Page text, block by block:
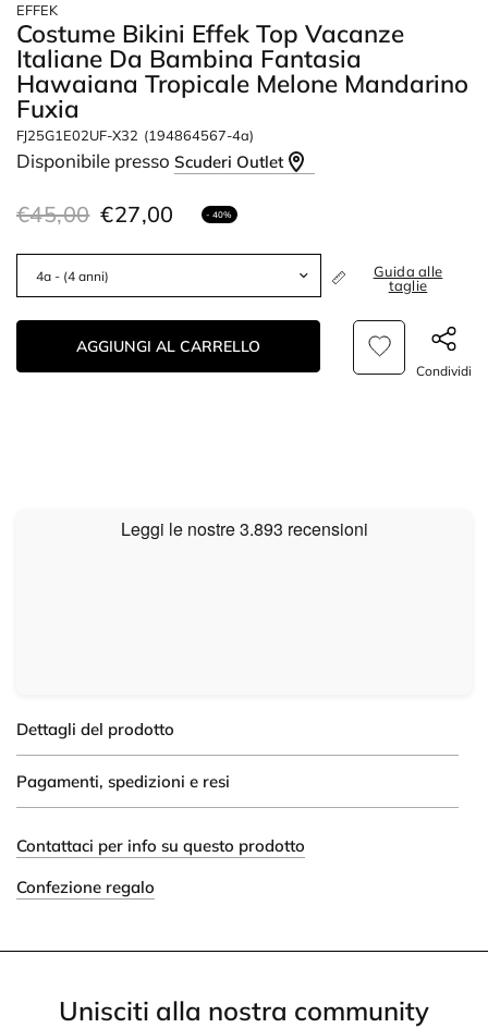
EFFEK
Costume Bikini Effek Top Vacanze
Italiane Da Bambina Fantasia
Hawaiana Tropicale Melone Mandarino
Fuxia
FJ25G1E02UF-X32 (194864567-4a)
Disponibile pressoScuderi Outlet
€45,00 €27,00 - 40%
Guida alle
taglie
AGGIUNGI AL CARRELLO
Condividi
Dettagli del prodotto
Pagamenti, spedizioni e resi
Contattaci per info su questo prodotto
Confezione regalo
Unisciti alla nostra community